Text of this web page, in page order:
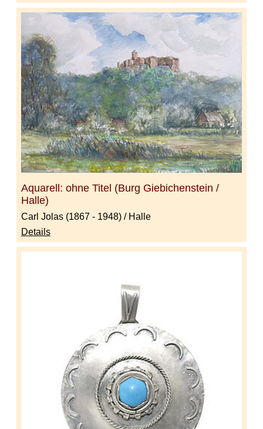
Aquarell: ohne Titel (Burg Giebichenstein /
Halle)
Carl Jolas (1867 - 1948) / Halle
Details